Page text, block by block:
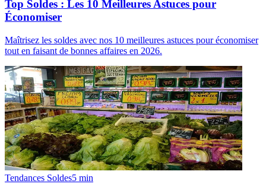
Top Soldes : Les 10 Meilleures Astuces pour
Économiser
Maîtrisez les soldes avec nos 10 meilleures astuces pour économiser
tout en faisant de bonnes affaires en 2026.
Tendances Soldes5 min